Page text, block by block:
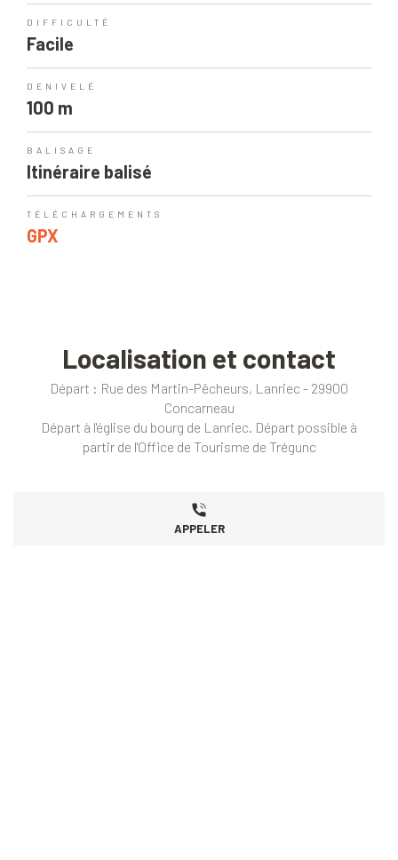
DIFFICULTÉ
Facile
DENIVELÉ
100 m
BALISAGE
Itinéraire balisé
TÉLÉCHARGEMENTS
GPX
Localisation et contact
Départ : Rue des Martin-Pêcheurs, Lanriec - 29900
Concarneau
Départ à l'église du bourg de Lanriec. Départ possible à
partir de l'Office de Tourisme de Trégunc
APPELER